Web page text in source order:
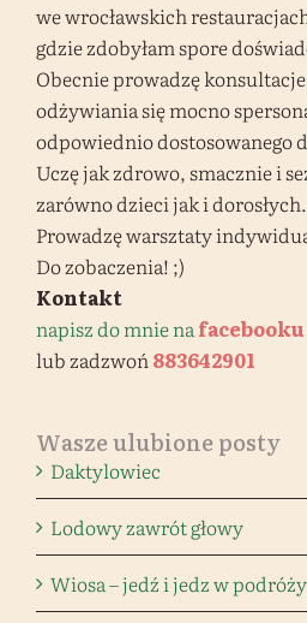
we wrocławskich
gdzie zdobyłam spore
Obecnie prowadzę
odżywiania się mocno
odpowiednio dostosowanego
Uczę jak zdrowo, smacznie i
zarówno dzieci jak i dorosłych.
Prowadzę warsztaty
Do zobaczenia! ;)
Kontakt
napisz do mnie nafacebooku
lub zadzwoń883642901
Wasze ulubione posty
Daktylowiec
Lodowy zawrót głowy
Wiosa – jedź i jedz w podróży